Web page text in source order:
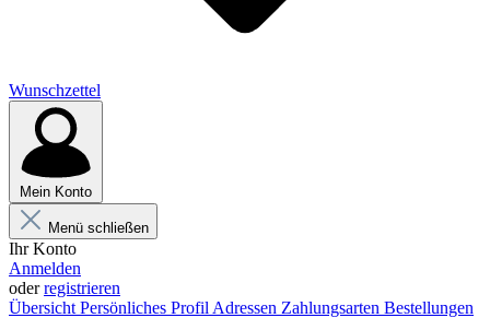
Wunschzettel
Mein Konto
Menü schließen
Ihr Konto
Anmelden
oderregistrieren
Übersicht Persönliches Profil Adressen Zahlungsarten Bestellungen